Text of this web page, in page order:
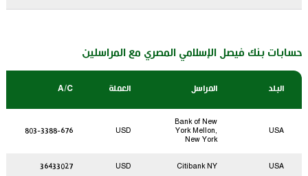
حسابات بنك فيصل الإسلامي المصري مع المراسلين
البلد المراسل العملة A/C
USA
Bank of New
York Mellon,
New York
USD
803-3388-676
USA
Citibank NY
USD
36433027